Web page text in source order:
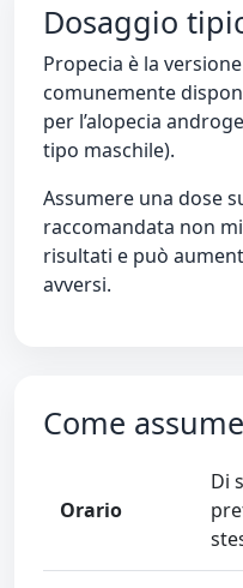
Dosaggio
Propecia è la
comunemente
per l’alopecia
tipo maschile).
Assumere una dose
raccomandata non
risultati e può
avversi.
Come
Orario
Di